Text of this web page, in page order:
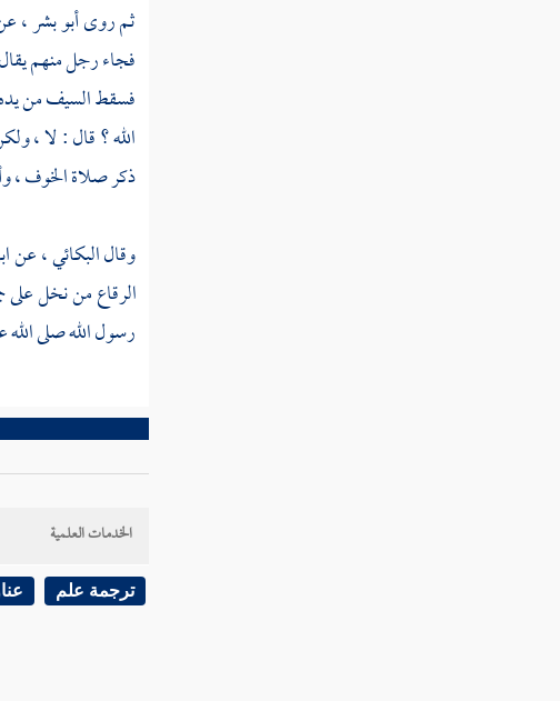
ثم روىأبو بشر ،
فجاء رجل منهم
فسقط السيف من
الله ؟ قال : لا ،
ذكر صلاة الخوف ،
وقالالبكائي ،عن
الرقاعمننخل
رسول الله صلى
الخدمات العلمية
ترجمة علم